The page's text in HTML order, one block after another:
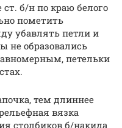
б/н по краю белого
пометить
убавлять петли и
не образовались
петельки
тем длиннее
вязка
столбиков б/накида